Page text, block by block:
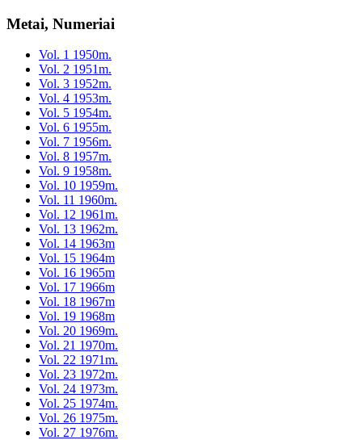
Metai, Numeriai
Vol. 1 1950m.
Vol. 2 1951m.
Vol. 3 1952m.
Vol. 4 1953m.
Vol. 5 1954m.
Vol. 6 1955m.
Vol. 7 1956m.
Vol. 8 1957m.
Vol. 9 1958m.
Vol. 10 1959m.
Vol. 11 1960m.
Vol. 12 1961m.
Vol. 13 1962m.
Vol. 14 1963m
Vol. 15 1964m
Vol. 16 1965m
Vol. 17 1966m
Vol. 18 1967m
Vol. 19 1968m
Vol. 20 1969m.
Vol. 21 1970m.
Vol. 22 1971m.
Vol. 23 1972m.
Vol. 24 1973m.
Vol. 25 1974m.
Vol. 26 1975m.
Vol. 27 1976m.